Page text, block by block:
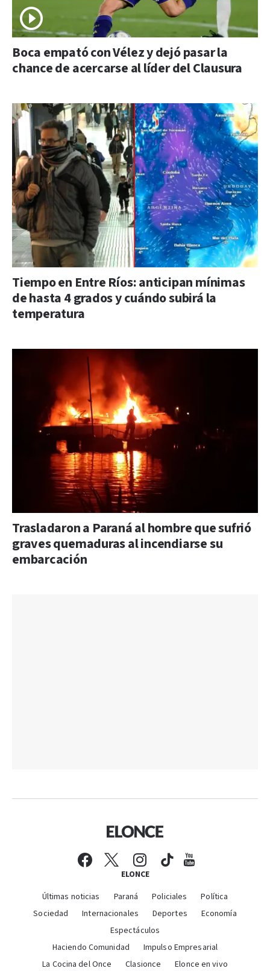
Boca empató con Vélez y dejó pasar la
chance de acercarse al líder del Clausura
Tiempo en Entre Ríos: anticipan mínimas
de hasta 4 grados y cuándo subirá la
temperatura
Trasladaron a Paraná al hombre que sufrió
graves quemaduras al incendiarse su
embarcación
ELONCE
Últimas noticias Paraná Policiales
Política
Sociedad
Internacionales Deportes
Economía
Espectáculos
Haciendo Comunidad
Impulso Empresarial
La Cocina del Once
Clasionce Elonce en vivo